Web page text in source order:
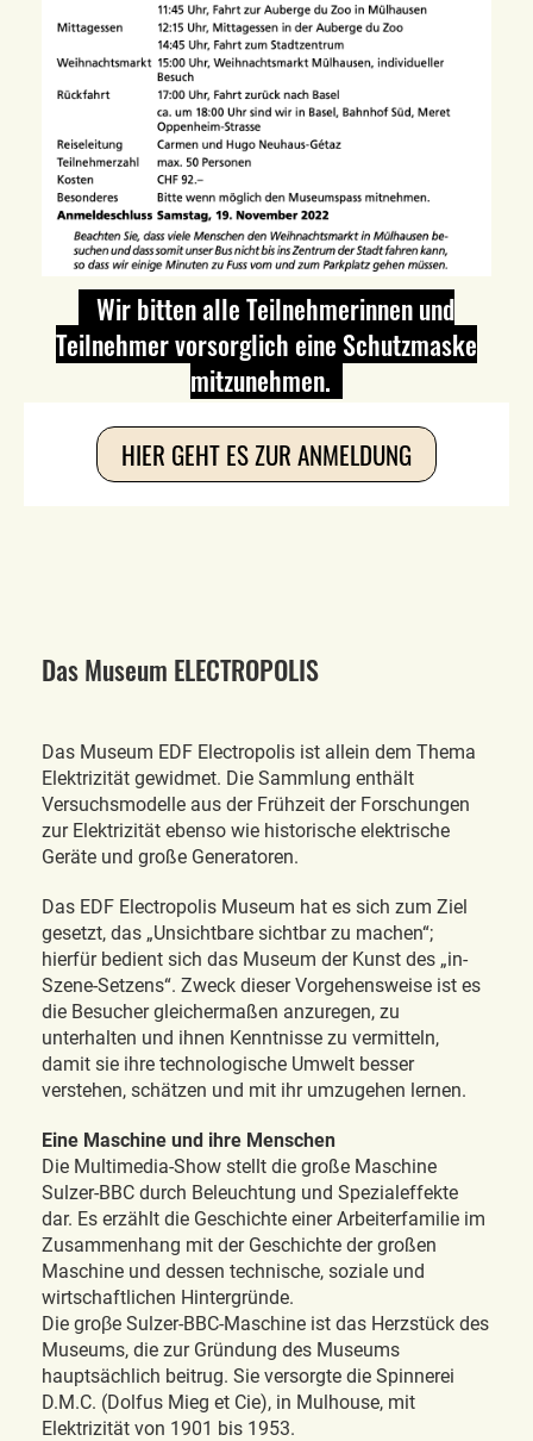
Wir bitten alle Teilnehmerinnen und
Teilnehmer vorsorglich eine Schutzmaske
mitzunehmen.
HIER GEHT ES ZUR ANMELDUNG
Das Museum ELECTROPOLIS
Das Museum EDF Electropolis ist allein dem Thema
Elektrizität gewidmet. Die Sammlung enthält
Versuchsmodelle aus der Frühzeit der Forschungen
zur Elektrizität ebenso wie historische elektrische
Geräte und große Generatoren.
Das EDF Electropolis Museum hat es sich zum Ziel
gesetzt, das „Unsichtbare sichtbar zu machen“;
hierfür bedient sich das Museum der Kunst des „in-
Szene-Setzens“. Zweck dieser Vorgehensweise ist es
die Besucher gleichermaßen anzuregen, zu
unterhalten und ihnen Kenntnisse zu vermitteln,
damit sie ihre technologische Umwelt besser
verstehen, schätzen und mit ihr umzugehen lernen.
Eine Maschine und ihre Menschen
Die Multimedia-Show stellt die große Maschine
Sulzer-BBC durch Beleuchtung und Spezialeffekte
dar. Es erzählt die Geschichte einer Arbeiterfamilie im
Zusammenhang mit der Geschichte der großen
Maschine und dessen technische, soziale und
wirtschaftlichen Hintergründe.
Die groβe Sulzer-BBC-Maschine ist das Herzstück des
Museums, die zur Gründung des Museums
hauptsächlich beitrug. Sie versorgte die Spinnerei
D.M.C. (Dolfus Mieg et Cie), in Mulhouse, mit
Elektrizität von 1901 bis 1953.